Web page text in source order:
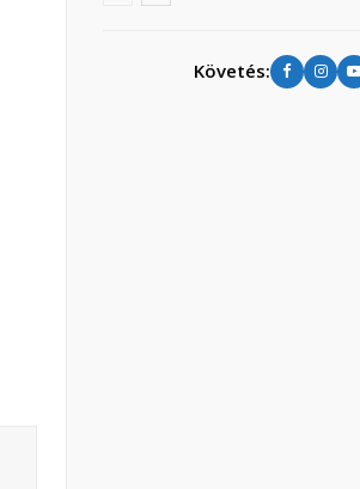
Követés: